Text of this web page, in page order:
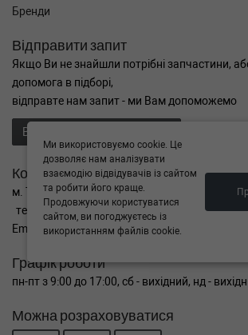
Бренди
Відправити запит
Якщо Ви не знайшли потрібні запчастини,
допомога в підборі,
відправте нам запит - ми Вам допоможемо
Відправити запит продавцю
Контакти
м. Тернопіль вул. Микулинецька 106а
тел. +38(099)650-59-19
Email. autokitparts@yahoo.com
Графік роботи
пн-пт з 9:00 до 17:00, сб - вихідний, нд -
Можна розраховуватися
Ми використовуємо cookie. Це
дозволяє нам аналізувати
взаємодію відвідувачів із сайтом
та робити його краще.
Продовжуючи користуватися
сайтом, ви погоджуєтесь із
використанням файлів cookie.